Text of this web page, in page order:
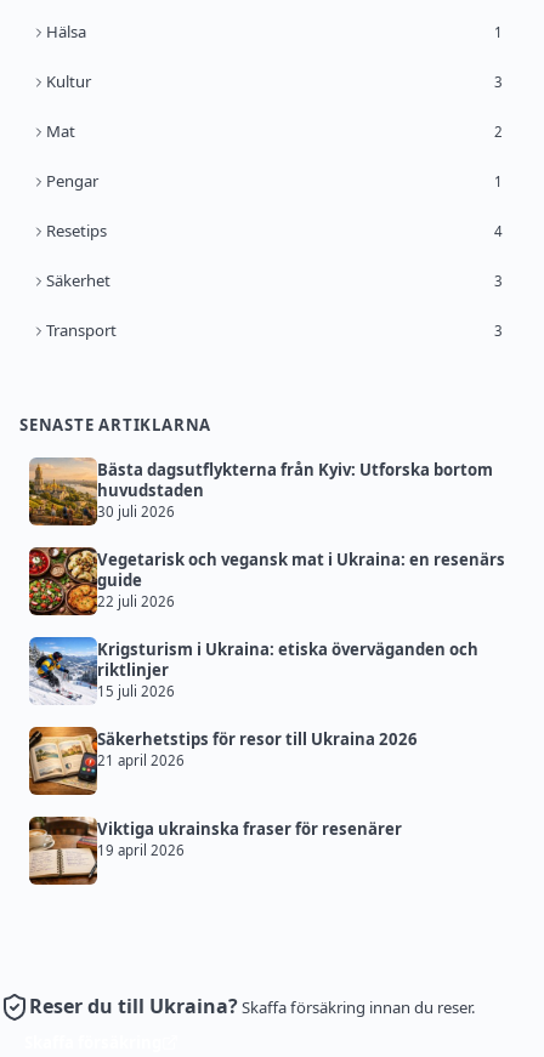
Hälsa 1
Kultur 3
Mat 2
Pengar 1
Resetips 4
Säkerhet 3
Transport 3
SENASTE ARTIKLARNA
Bästa dagsutflykterna från Kyiv: Utforska bortom
huvudstaden
30 juli 2026
Vegetarisk och vegansk mat i Ukraina: en resenärs
guide
22 juli 2026
Krigsturism i Ukraina: etiska överväganden och
riktlinjer
15 juli 2026
Säkerhetstips för resor till Ukraina 2026
21 april 2026
Viktiga ukrainska fraser för resenärer
19 april 2026
Reser du till Ukraina?Skaffa försäkring innan du reser.